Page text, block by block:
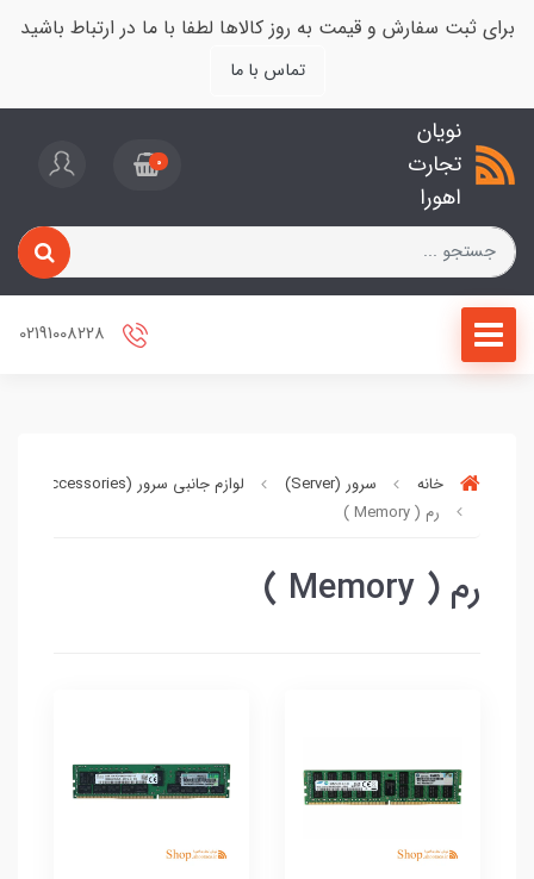
برای ثبت سفارش و قیمت به روز کالاها لطفا با ما در ارتباط باشید
تماس با ما
نویان
تجارت
اهورا
0
خانه سرور (Server)
لوازم جانبی سرور (Server Accessories)
رم ( Memory )
رم ( Memory )